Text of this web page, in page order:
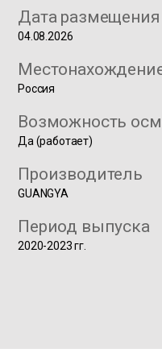
Дата размещения
04.08.2026
Россия
Возможность
Да (работает)
Производитель
GUANGYA
Период выпуска
2020-2023 гг.